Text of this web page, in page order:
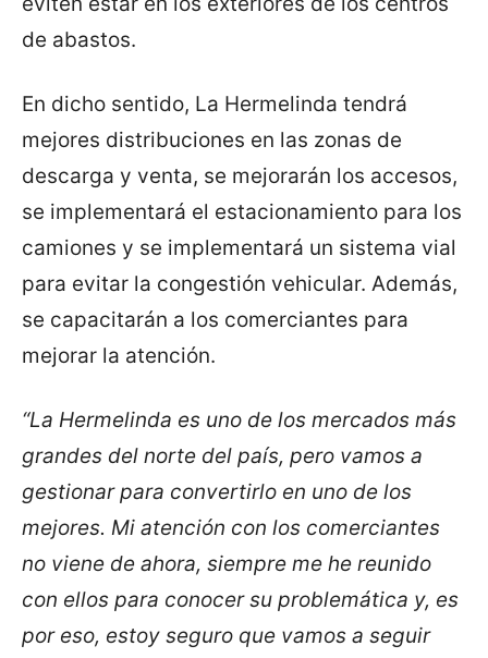
de abastos.
En dicho sentido, La Hermelinda tendrá
mejores distribuciones en las zonas de
descarga y venta, se mejorarán los accesos,
se implementará el estacionamiento para los
camiones y se implementará un sistema vial
para evitar la congestión vehicular. Además,
se capacitarán a los comerciantes para
mejorar la atención.
“La Hermelinda es uno de los mercados más
grandes del norte del país, pero vamos a
gestionar para convertirlo en uno de los
mejores. Mi atención con los comerciantes
no viene de ahora, siempre me he reunido
con ellos para conocer su problemática y, es
por eso, estoy seguro que vamos a seguir